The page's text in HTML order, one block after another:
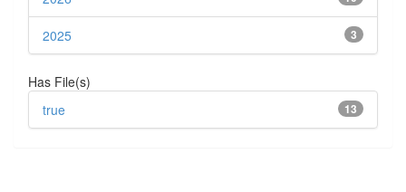
3
2025
Has File(s)
13
true